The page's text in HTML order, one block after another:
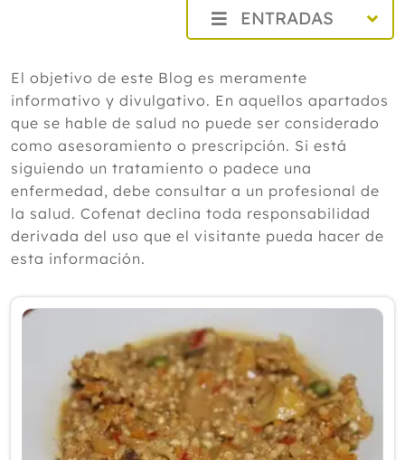
ENTRADAS
2025
2024
2023
2022
2021
2020
2017
2016
2015
2014
El objetivo de este Blog es meramente
informativo y divulgativo. En aquellos apartados
que se hable de salud no puede ser considerado
como asesoramiento o prescripción. Si está
siguiendo un tratamiento o padece una
enfermedad, debe consultar a un profesional de
la salud. Cofenat declina toda responsabilidad
derivada del uso que el visitante pueda hacer de
esta información.